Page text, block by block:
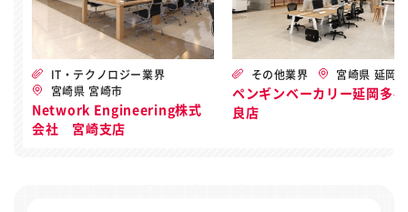
IT・テクノロジー業界
宮崎県 宮崎市
Network Engineering株式
会社 宮崎支店
その他業界 宮崎県 延岡市
ペンギンベーカリー延岡多々
良店